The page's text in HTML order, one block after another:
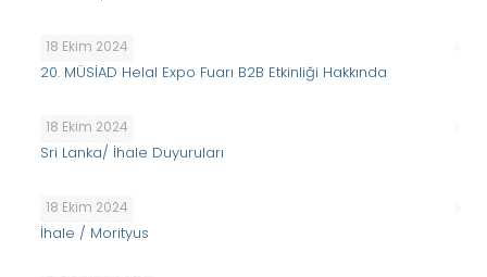
18 Ekim 2024
20. MÜSİAD Helal Expo Fuarı B2B Etkinliği Hakkında
18 Ekim 2024
Sri Lanka/ İhale Duyuruları
18 Ekim 2024
İhale / Morityus